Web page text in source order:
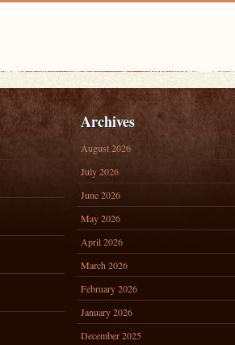
Archives
August 2026
July 2026
June 2026
May 2026
April 2026
March 2026
February 2026
January 2026
December 2025